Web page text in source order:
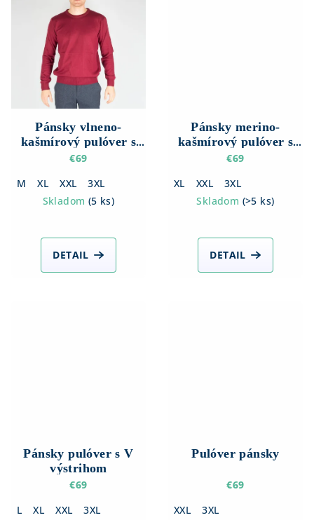
Pánsky vlneno-
kašmírový pulóver s
okrúhlym výstrihom
€69
M
XL XXL
3XL
Skladom (5 ks)
DETAIL
Pánsky merino-
kašmírový pulóver s
okrúhlym výstrihom
€69
XL
XXL
3XL
Skladom (>5 ks)
DETAIL
Pánsky pulóver s V
výstrihom
€69
L
XL XXL
3XL
Pulóver pánsky
€69
XXL
3XL